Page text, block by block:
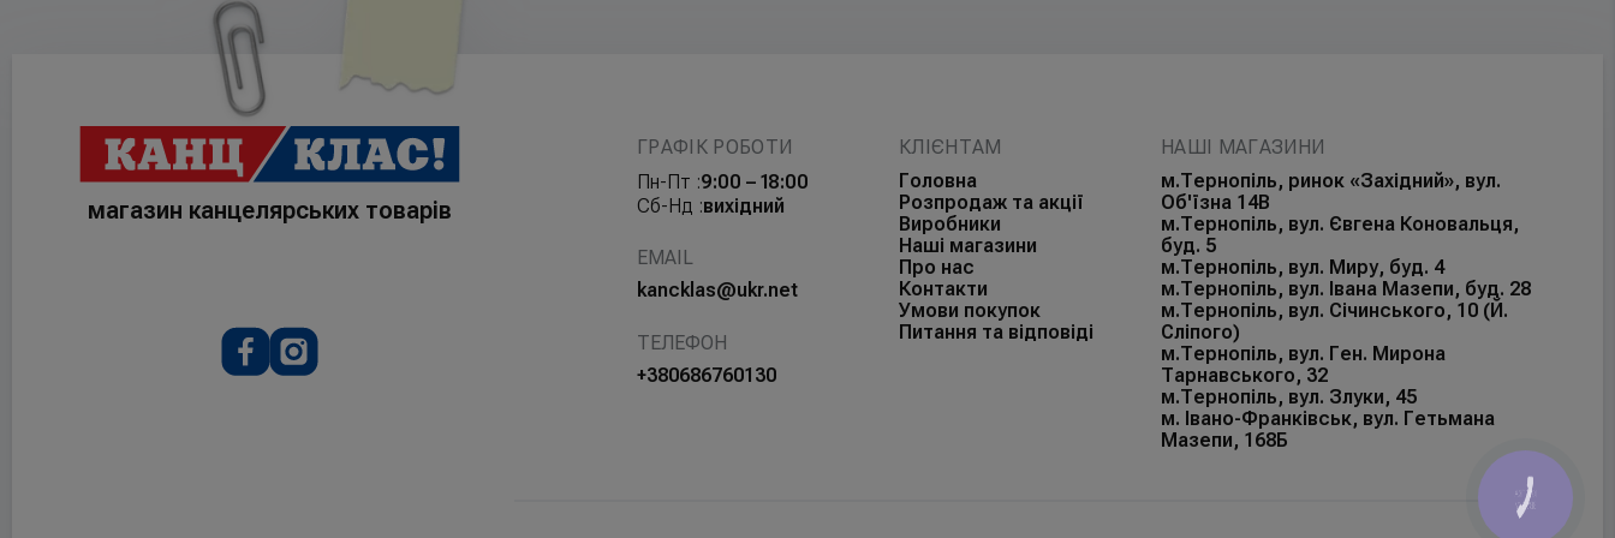
магазин канцелярських товарів
ГРАФІК РОБОТИ
Пн-Пт :9:00 – 18:00
Сб-Нд :вихідний
EMAIL
kancklas@ukr.net
ТЕЛЕФОН
+380686760130
КЛІЄНТАМ
Головна
Розпродаж та акції
Виробники
Наші магазини
Про нас
Контакти
Умови покупок
Питання та відповіді
НАШІ МАГАЗИНИ
м.Тернопіль, ринок «Західний», вул.
Об'їзна 14В
м.Тернопіль, вул. Євгена Коновальця,
буд. 5
м.Тернопіль, вул. Миру, буд. 4
м.Тернопіль, вул. Івана Мазепи, буд. 28
м.Тернопіль, вул. Січинського, 10 (Й.
Сліпого)
м.Тернопіль, вул. Ген. Мирона
Тарнавського, 32
м.Тернопіль, вул. Злуки, 45
м. Івано-Франківськ, вул. Гетьмана
Мазепи, 168Б
КНОПКА
ЗВ'ЯЗКУ